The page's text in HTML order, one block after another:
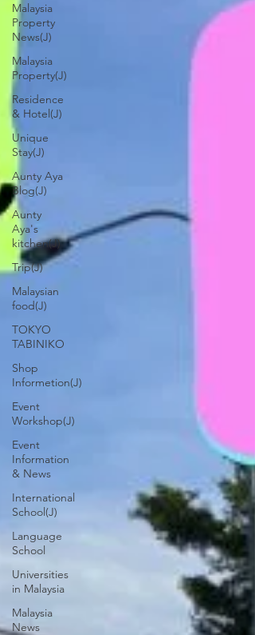
Malaysia
Property
News(J)
Malaysia
Property(J)
Residence
& Hotel(J)
Unique
Stay(J)
Aunty Aya
Blog(J)
Aunty
Aya's
kitchen(J)
Trip(J)
Malaysian
food(J)
TOKYO
TABINIKO
Shop
Informetion(J)
Event
Workshop(J)
Event
Information
& News
International
School(J)
Language
School
Universities
in Malaysia
Malaysia
News